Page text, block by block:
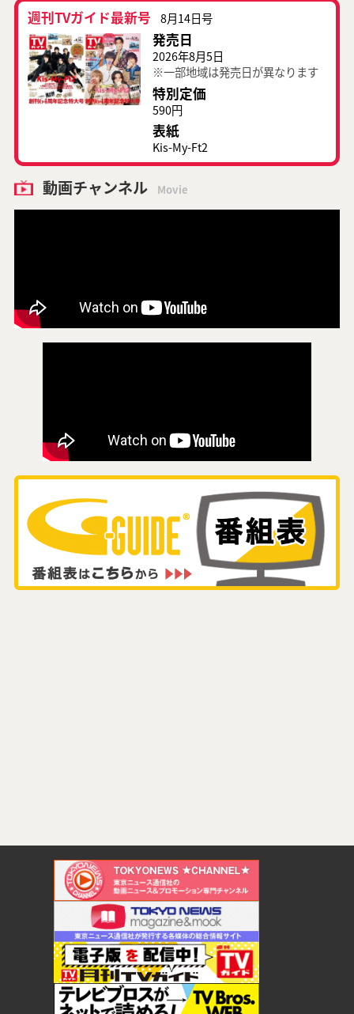
週刊TVガイド最新号 8月14日号
発売日
2026年8月5日
※一部地域は発売日が異なります
特別定価
590円
表紙
Kis-My-Ft2
動画チャンネル Movie